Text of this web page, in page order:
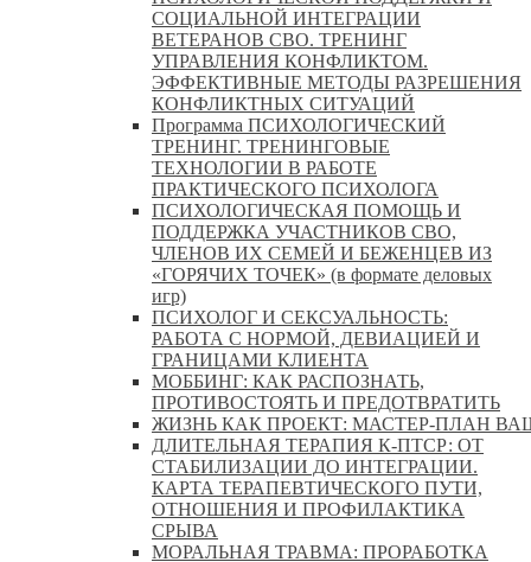
СОЦИАЛЬНОЙ ИНТЕГРАЦИИ
ВЕТЕРАНОВ СВО. ТРЕНИНГ
УПРАВЛЕНИЯ КОНФЛИКТОМ.
ЭФФЕКТИВНЫЕ МЕТОДЫ РАЗРЕШЕНИЯ
КОНФЛИКТНЫХ СИТУАЦИЙ
Программа ПСИХОЛОГИЧЕСКИЙ
ТРЕНИНГ. ТРЕНИНГОВЫЕ
ТЕХНОЛОГИИ В РАБОТЕ
ПРАКТИЧЕСКОГО ПСИХОЛОГА
ПСИХОЛОГИЧЕСКАЯ ПОМОЩЬ И
ПОДДЕРЖКА УЧАСТНИКОВ СВО,
ЧЛЕНОВ ИХ СЕМЕЙ И БЕЖЕНЦЕВ ИЗ
«ГОРЯЧИХ ТОЧЕК» (в формате деловых
игр)
ПСИХОЛОГ И СЕКСУАЛЬНОСТЬ:
РАБОТА С НОРМОЙ, ДЕВИАЦИЕЙ И
ГРАНИЦАМИ КЛИЕНТА
МОББИНГ: КАК РАСПОЗНАТЬ,
ПРОТИВОСТОЯТЬ И ПРЕДОТВРАТИТЬ
ЖИЗНЬ КАК ПРОЕКТ: МАСТЕР‑ПЛАН
ДЛИТЕЛЬНАЯ ТЕРАПИЯ К-ПТСР: ОТ
СТАБИЛИЗАЦИИ ДО ИНТЕГРАЦИИ.
КАРТА ТЕРАПЕВТИЧЕСКОГО ПУТИ,
ОТНОШЕНИЯ И ПРОФИЛАКТИКА
СРЫВА
МОРАЛЬНАЯ ТРАВМА: ПРОРАБОТКА